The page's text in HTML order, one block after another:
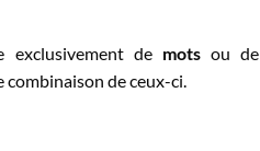
exclusivement de motsou de
combinaison de ceux-ci.